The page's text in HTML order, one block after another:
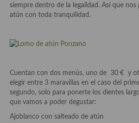
Especias, mezclas de especias
Mojos y pastas
Sales y polvos
siempre dentro de la legalidad. Así que nos
atún con toda tranquilidad.
Cuentan con dos menús, uno de 30 € y
elegir entre 3 maravillas en el caso del
segundo, solo para ponerte los dientes
que vamos a poder degustar:
Ajoblanco con salteado de atún